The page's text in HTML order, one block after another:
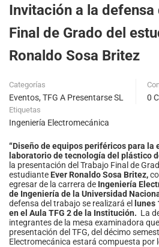
Invitación a la defensa
Final de Grado del
Ronaldo Sosa Britez
Categorías
Eventos, TFG A Presentarse SL 0
Etiquetas
Ingeniería Electromecánica
“Diseño de equipos periféricos para la
laboratorio de tecnología del plástico
la presentación del Trabajo Final de
estudiante Ever Ronaldo Sosa Britez,
egresar de la carrera de Ingeniería
de Ingeniería de la Universidad
defensa del trabajo se realizará el
lunes
en el Aula TFG 2 de la Institución. La
integrantes de la mesa examinadora
presentación del TFG, del décimo
Electromecánica estará compuesta por